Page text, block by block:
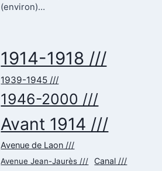
(environ)…
1914-1918 ///
1939-1945 ///
1946-2000 ///
Avant 1914 ///
Avenue de Laon ///
Avenue Jean-Jaurès /// Canal ///